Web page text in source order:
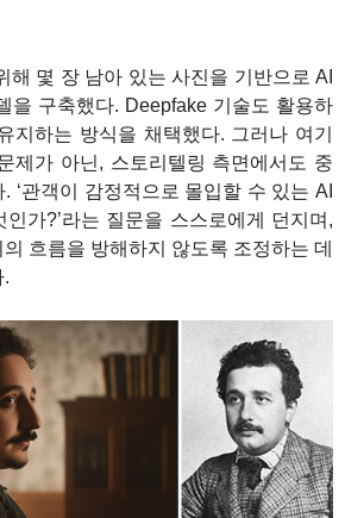
해 몇 장 남아 있는 사진을 기반으로 AI
을 구축했다. Deepfake 기술도 활용하
지하는 방식을 채택했다. 그러나 여기
제가 아닌, 스토리텔링 측면에서도 중
‘관객이 감정적으로 몰입할 수 있는 AI
가?’라는 질문을 스스로에게 던지며,
흐름을 방해하지 않도록 조정하는 데
.